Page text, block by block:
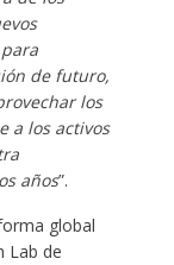
de futuro,
los
a los activos
años”.
global
Lab de